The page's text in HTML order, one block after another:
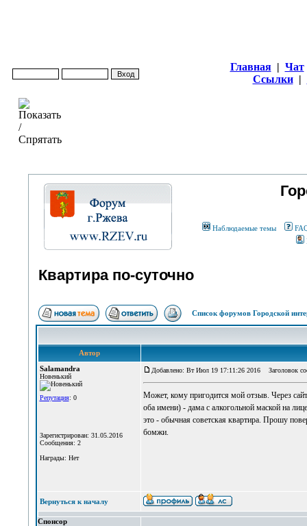
Главная | Чат
Ссылки |
Наблюдаемые темы
Квартира по-суточно
Список форумов Городской
Автор
Salamandra
Новенький
Репутация: 0
Зарегистрирован: 31.05.2016
Сообщения: 2
Награды: Нет
Добавлено: Вт Июл 19 17:11:26 2016 Заголовок
Может, кому пригодится мой отзыв. Через
оба имени) - дама с алкогольной маской на
это - обычная советская квартира. Прошу
бомжи.
Вернуться к началу
Спонсор